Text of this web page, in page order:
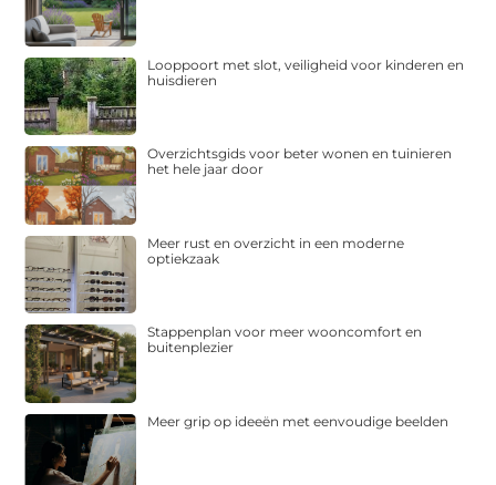
Looppoort met slot, veiligheid voor kinderen en
huisdieren
Overzichtsgids voor beter wonen en tuinieren
het hele jaar door
Meer rust en overzicht in een moderne
optiekzaak
Stappenplan voor meer wooncomfort en
buitenplezier
Meer grip op ideeën met eenvoudige beelden